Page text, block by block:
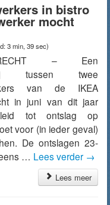
in bistro
mocht
3 min, 39 sec)
– Een
tussen twee
van de IKEA
in juni van dit jaar
tot ontslag op
voor (in ieder geval)
De ontslagen 23-
… Lees verder →
Lees meer